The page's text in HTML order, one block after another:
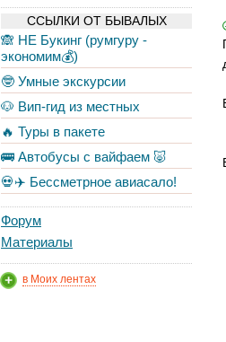
ССЫЛКИ ОТ БЫВАЛЫХ
🙈 НЕ Букинг (румгуру -
экономим💰)
🤓 Умные экскурсии
🐶 Вип-гид из местных
🔥 Туры в пакете
🚌 Автобусы с вайфаем 🐷
💀✈️ Бессметрное авиасало!
Форум
Материалы
в Моих лентах